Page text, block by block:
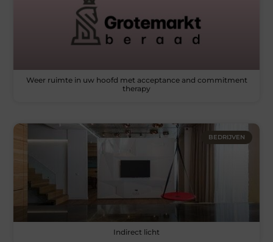
Weer ruimte in uw hoofd met acceptance and commitment
therapy
BEDRIJVEN
Indirect licht